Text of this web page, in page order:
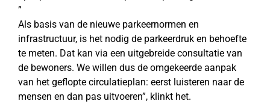
”
Als basis van de nieuwe parkeernormen en
infrastructuur, is het nodig de parkeerdruk en behoefte
te meten. Dat kan via een uitgebreide consultatie van
de bewoners. We willen dus de omgekeerde aanpak
van het geflopte circulatieplan: eerst luisteren naar de
mensen en dan pas uitvoeren”, klinkt het.